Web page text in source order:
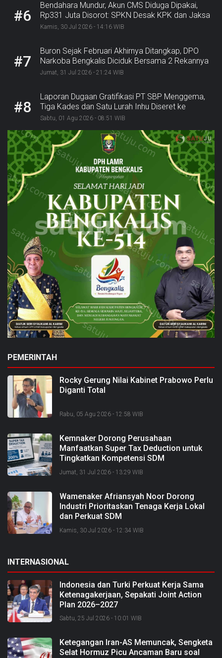
#6
Bendahara Mundur, Akun CMS Diduga Dipakai,
Rp331 Juta Disorot: SPKN Desak KPK dan Jaksa
Bergerak
Kamis, 30 Jul 2026 - 14:16 WIB
#7
Buron Sejak Februari Akhirnya Ditangkap, DPO
Narkoba Bengkalis Diciduk Bersama 2 Rekannya
Jumat, 31 Jul 2026 - 21:24 WIB
#8
Laporan Dugaan Gratifikasi PT SBP Menggema,
Tiga Kades dan Satu Lurah Inhu Diseret ke
Kejaksaan
Sabtu, 01 Agu 2026 - 08:51 WIB
PEMERINTAH
Rocky Gerung Nilai Kabinet Prabowo Perlu
Diganti Total
Rabu, 05 Agu 2026 - 12:58 WIB
Kemnaker Dorong Perusahaan
Manfaatkan Super Tax Deduction untuk
Tingkatkan Kompetensi SDM
Jumat, 31 Jul 2026 - 13:29 WIB
Wamenaker Afriansyah Noor Dorong
Industri Prioritaskan Tenaga Kerja Lokal
dan Perkuat SDM
Kamis, 30 Jul 2026 - 12:34 WIB
INTERNASIONAL
Indonesia dan Turki Perkuat Kerja Sama
Ketenagakerjaan, Sepakati Joint Action
Plan 2026–2027
Sabtu, 25 Jul 2026 - 10:01 WIB
Ketegangan Iran-AS Memuncak, Sengketa
Selat Hormuz Picu Ancaman Baru soal